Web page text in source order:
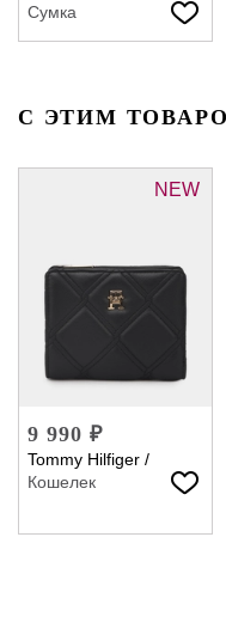
Сумка
С ЭТИМ
NEW
9 990 ₽
Tommy Hilfiger /
Кошелек